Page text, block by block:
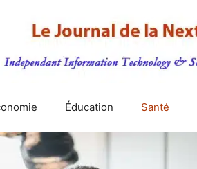
Éducation Santé